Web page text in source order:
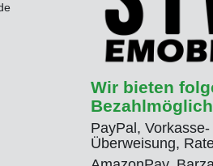
Wir bieten
PayPal, Vorkasse-
Überweisung,